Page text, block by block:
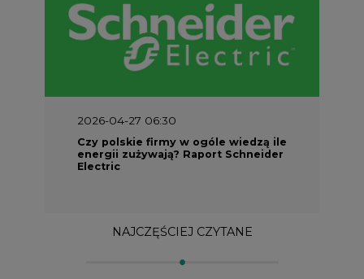
2026-04-27 06:30
Czy polskie firmy w ogóle wiedzą ile
energii zużywają? Raport Schneider
Electric
NAJCZĘŚCIEJ CZYTANE